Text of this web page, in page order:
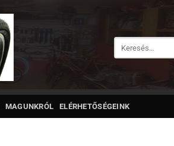
MAGUNKRÓL ELÉRHETŐSÉGEINK